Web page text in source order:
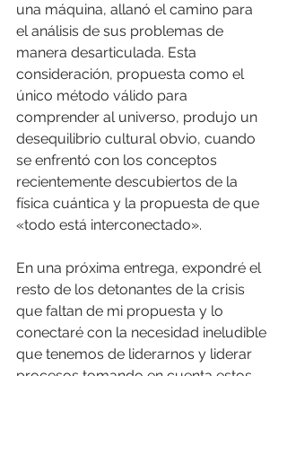
una máquina, allanó el camino para
el análisis de sus problemas de
manera desarticulada. Esta
consideración, propuesta como el
único método válido para
comprender al universo, produjo un
desequilibrio cultural obvio, cuando
se enfrentó con los conceptos
recientemente descubiertos de la
física cuántica y la propuesta de que
«todo está interconectado».
En una próxima entrega, expondré el
resto de los detonantes de la crisis
que faltan de mi propuesta y lo
conectaré con la necesidad ineludible
que tenemos de liderarnos y liderar
procesos tomando en cuenta estos